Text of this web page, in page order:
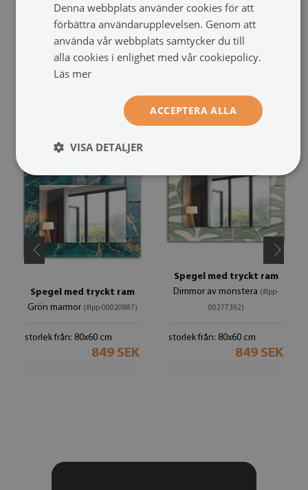
REKOMMENDERADE PRODUKTER
Spegel med tryckt ram
Grön marmor (#lpp-00020887)
storlek från: 80x60 cm
849 SEK
Spegel med tryckt ram
Dimmor av monstera (#lpp-
00277392)
storlek från: 80x60 cm
849 SEK
Denna webbplats använder cookies för att
förbättra användarupplevelsen. Genom att
använda vår webbplats samtycker du till
alla cookies i enlighet med vår cookiepolicy.
Läs mer
ACCEPTERA ALLA
VISA DETALJER